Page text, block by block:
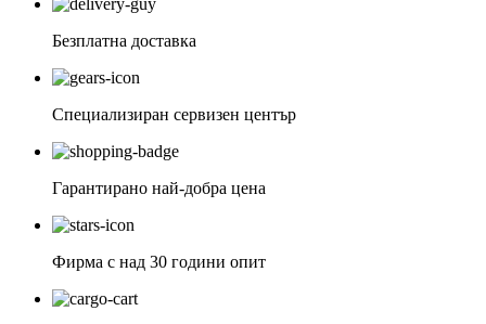
Безплатна доставка
Специализиран сервизен център
Гарантирано най-добра цена
Фирма с над 30 години опит